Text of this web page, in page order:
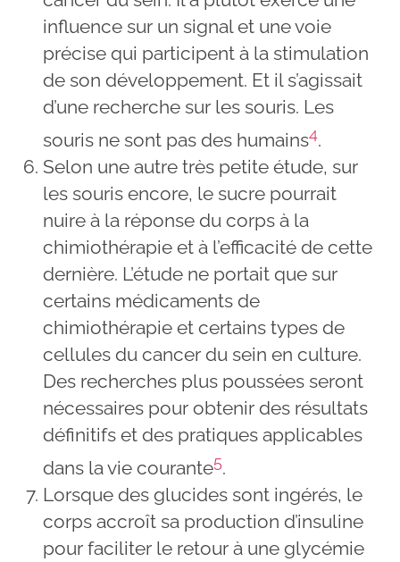
influence sur un signal et une voie
précise qui participent à la stimulation
de son développement. Et il s’agissait
d’une recherche sur les souris. Les
souris ne sont pas des humains4.
Selon une autre très petite étude, sur
les souris encore, le sucre pourrait
nuire à la réponse du corps à la
chimiothérapie et à l’efficacité de cette
dernière. L’étude ne portait que sur
certains médicaments de
chimiothérapie et certains types de
cellules du cancer du sein en culture.
Des recherches plus poussées seront
nécessaires pour obtenir des résultats
définitifs et des pratiques applicables
dans la vie courante5.
Lorsque des glucides sont ingérés, le
corps accroît sa production d’insuline
pour faciliter le retour à une glycémie